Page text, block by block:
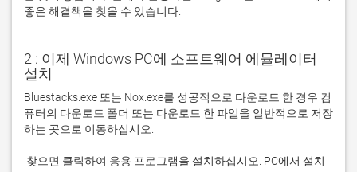
좋은 해결책을 찾을 수 있습니다.
2 : 이제 Windows PC에 소프트웨어 에뮬레이터
설치
Bluestacks.exe 또는 Nox.exe를 성공적으로 다운로드 한 경우 컴
퓨터의 다운로드 폴더 또는 다운로드 한 파일을 일반적으로 저장